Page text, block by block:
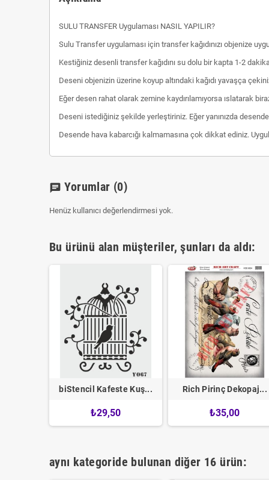
SULU TRANSFER Uygulaması NASIL YAPILIR?
Sulu Transfer uygulaması için transfer kağıdınızı objenize
Kestiğiniz desenli transfer kağıdını su dolu bir kapta 1-2
Deseni objenizin üzerine koyup altındaki kağıdı yavaşça
Eğer desen rahat olarak zemine kaydırılamıyorsa ıslatarak
Deseni istediğiniz şekilde yerleştiriniz. Eğer yanınızda
Desende hava kabarcığı kalmamasına çok dikkat ediniz.
chat Yorumlar (0)
Henüz kullanıcı değerlendirmesi yok.
Bu ürünü alan müşteriler, şunları da aldı:
biStencil Kafeste Kuş...
₺29,50
Rich Pirinç Dekopaj...
₺35,00
aynı kategoride bulunan diğer 16 ürün: